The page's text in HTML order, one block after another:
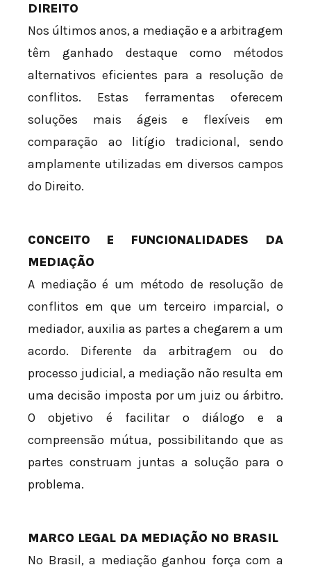
DIREITO
Nos últimos anos, a mediação e a arbitragem
têm ganhado destaque como métodos
alternativos eficientes para a resolução de
conflitos. Estas ferramentas oferecem
soluções mais ágeis e flexíveis em
comparação ao litígio tradicional, sendo
amplamente utilizadas em diversos campos
do Direito.
CONCEITO E FUNCIONALIDADES DA
MEDIAÇÃO
A mediação é um método de resolução de
conflitos em que um terceiro imparcial, o
mediador, auxilia as partes a chegarem a um
acordo. Diferente da arbitragem ou do
processo judicial, a mediação não resulta em
uma decisão imposta por um juiz ou árbitro.
O objetivo é facilitar o diálogo e a
compreensão mútua, possibilitando que as
partes construam juntas a solução para o
problema.
MARCO LEGAL DA MEDIAÇÃO NO BRASIL
No Brasil, a mediação ganhou força com a